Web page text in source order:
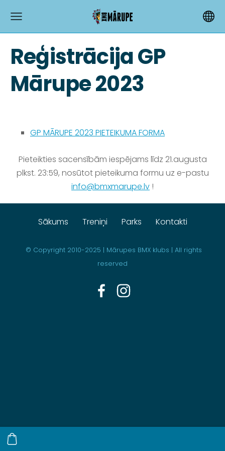
Reģistrācija GP
Mārupe 2023
GP MĀRUPE 2023 PIETEIKUMA FORMA
Pieteikties sacensībām iespējams līdz 21.augusta
plkst. 23:59, nosūtot pieteikuma formu uz e-pastu
info@bmxmarupe.lv !
Sākums Treniņi Parks Kontakti
© Copyright2010-2025 | Mārupes BMX klubs | All rights
reserved